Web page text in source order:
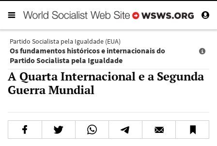
Partido Socialista pela Igualdade (EUA)
Os fundamentos históricos e internacionais do
Partido Socialista pela Igualdade
A Quarta Internacional e a Segunda
Guerra Mundial